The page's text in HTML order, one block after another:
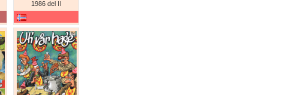
1986 del II